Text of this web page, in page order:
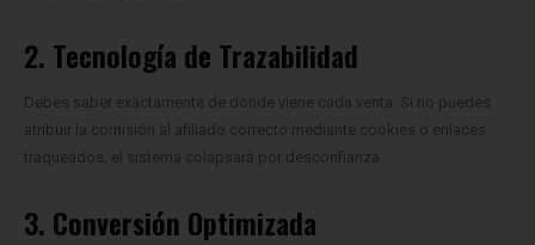
2. Tecnología de Trazabilidad
Debes saber exactamente de dónde viene cada venta. Si no puedes
atribuir la comisión al afiliado correcto mediante cookies o enlaces
traqueados, el sistema colapsará por desconfianza.
3. Conversión Optimizada